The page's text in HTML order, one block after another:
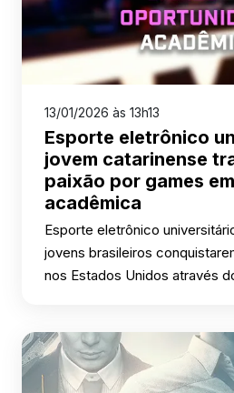
13/01/2026 às 13h13
Esporte eletrônico
jovem catarinense
paixão por games
acadêmica
Esporte eletrônico
jovens brasileiros
nos Estados Unidos através